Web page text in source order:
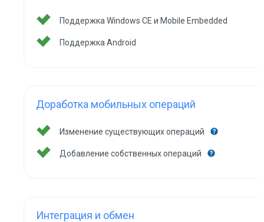
Поддержка Windows CE и Mobile Embedded
Поддержка Android
Доработка мобильных операций
Изменение существующих операций
Добавление собственных операций
Интеграция и обмен